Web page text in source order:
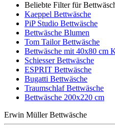
Beliebte Filter für
Kaeppel Bettwäsche
PiP Studio Bettwäsche
Bettwäsche Blumen
Tom Tailor Bettwäsche
Bettwäsche mit 40x80 cm
Schiesser Bettwäsche
ESPRIT Bettwäsche
Bugatti Bettwäsche
Traumschlaf Bettwäsche
Bettwäsche 200x220 cm
Erwin Müller Bettwäsche